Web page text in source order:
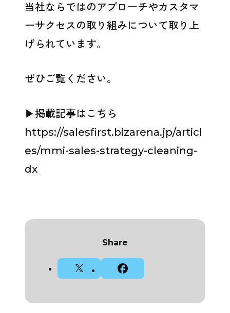
当社ならではのアプローチやカスタマ
ーサクセスの取り組みについて取り上
げられています。
ぜひご覧ください。
▶掲載記事はこちら
https://salesfirst.bizarena.jp/articl
es/mmi-sales-strategy-cleaning-
dx
Share